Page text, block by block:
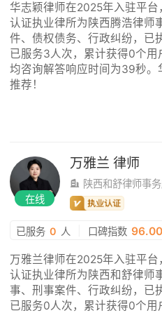
华志颖律师在2025年入驻平台
认证执业律所为陕西腾浩律师
件、债权债务、行政纠纷，已
已服务3人次，累计获得0个
均咨询解答响应时间为39秒。
推荐！
在线
万雅兰 律师
陕西和舒律师事
已服务 0 人 口碑指数 96.00
万雅兰律师在2025年入驻平台
认证执业律所为陕西和舒律师
事、刑事案件、行政纠纷，已
已服务0人次，累计获得0个